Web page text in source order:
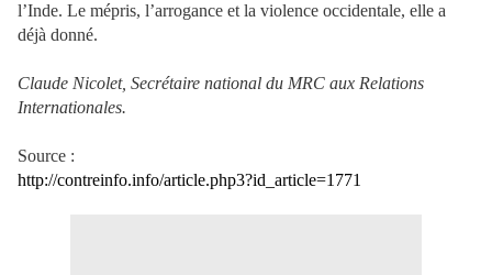
l’Inde. Le mépris, l’arrogance et la violence occidentale, elle a
déjà donné.
Claude Nicolet, Secrétaire national du MRC aux Relations
Internationales.
Source :
http://contreinfo.info/article.php3?id_article=1771